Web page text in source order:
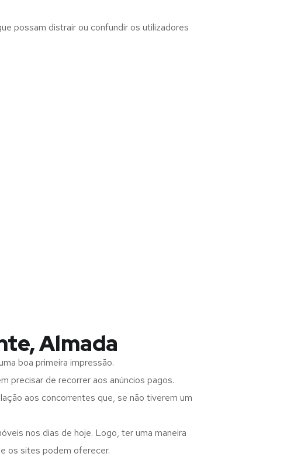
possam distrair ou confundir os utilizadores
Almada
boa primeira impressão.
precisar de recorrer aos anúncios pagos.
aos concorrentes que, se não tiverem um
nos dias de hoje. Logo, ter uma maneira
os sites podem oferecer.